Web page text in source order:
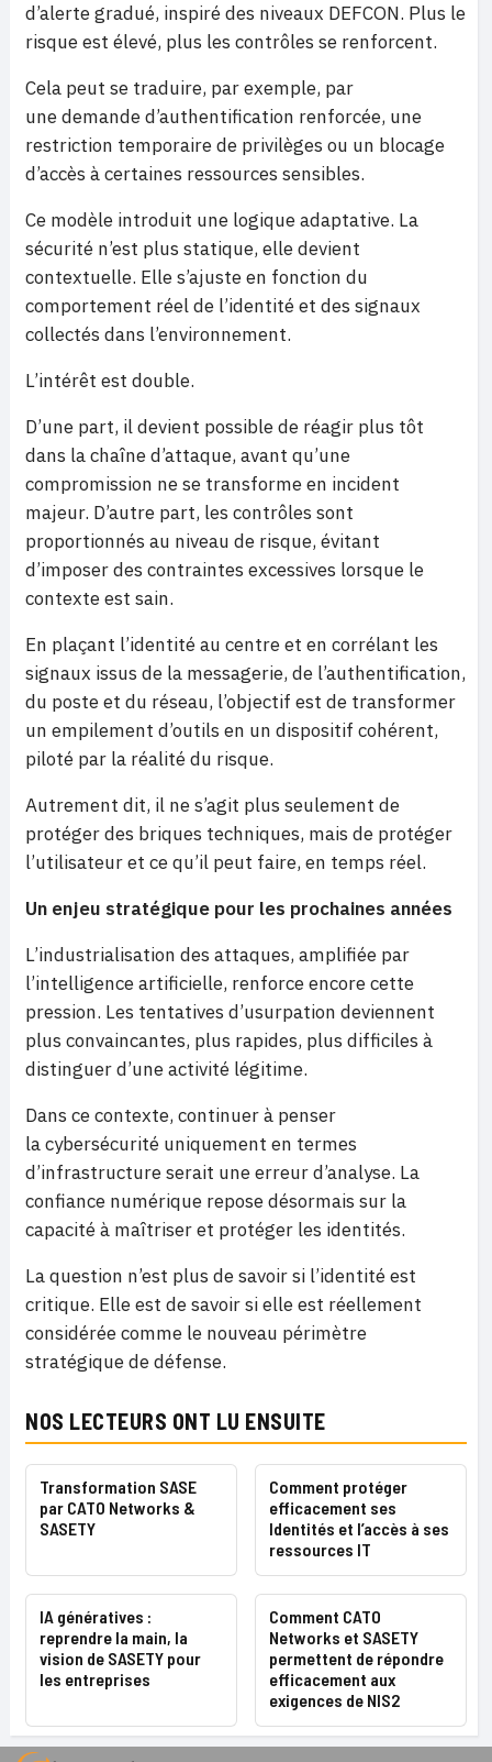
d’alerte gradué, inspiré des niveaux DEFCON. Plus le
risque est élevé, plus les contrôles se renforcent.
Cela peut se traduire, par exemple, par
une demande d’authentification renforcée, une
restriction temporaire de privilèges ou un blocage
d’accès à certaines ressources sensibles.
Ce modèle introduit une logique adaptative. La
sécurité n’est plus statique, elle devient
contextuelle. Elle s’ajuste en fonction du
comportement réel de l’identité et des signaux
collectés dans l’environnement.
L’intérêt est double.
D’une part, il devient possible de réagir plus tôt
dans la chaîne d’attaque, avant qu’une
compromission ne se transforme en incident
majeur. D’autre part, les contrôles sont
proportionnés au niveau de risque, évitant
d’imposer des contraintes excessives lorsque le
contexte est sain.
En plaçant l’identité au centre et en corrélant les
signaux issus de la messagerie, de l’authentification,
du poste et du réseau, l’objectif est de transformer
un empilement d’outils en un dispositif cohérent,
piloté par la réalité du risque.
Autrement dit, il ne s’agit plus seulement de
protéger des briques techniques, mais de protéger
l’utilisateur et ce qu’il peut faire, en temps réel.
Un enjeu stratégique pour les prochaines années
L’industrialisation des attaques, amplifiée par
l’intelligence artificielle, renforce encore cette
pression. Les tentatives d’usurpation deviennent
plus convaincantes, plus rapides, plus difficiles à
distinguer d’une activité légitime.
Dans ce contexte, continuer à penser
la cybersécurité uniquement en termes
d’infrastructure serait une erreur d’analyse. La
confiance numérique repose désormais sur la
capacité à maîtriser et protéger les identités.
La question n’est plus de savoir si l’identité est
critique. Elle est de savoir si elle est réellement
considérée comme le nouveau périmètre
stratégique de défense.
NOS LECTEURS ONT LU ENSUITE
Transformation SASE
par CATO Networks &
SASETY
Comment protéger
efficacement ses
Identités et l’accès à ses
ressources IT
IA génératives :
reprendre la main, la
vision de SASETY pour
les entreprises
Comment CATO
Networks et SASETY
permettent de répondre
efficacement aux
exigences de NIS2